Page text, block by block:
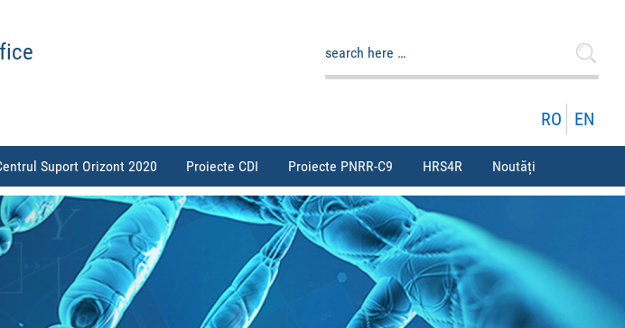
RO EN
Suport Orizont 2020 Proiecte CDI Proiecte PNRR-C9 HRS4R Noutăți